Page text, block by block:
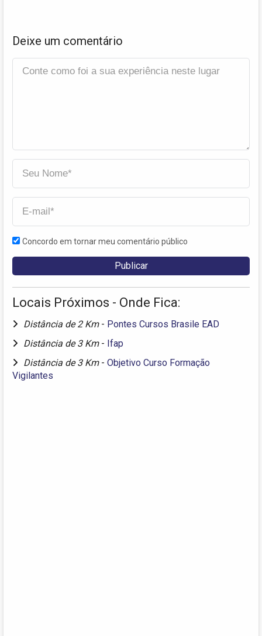
Deixe um comentário
Concordo em tornar meu comentário público
Locais Próximos - Onde Fica:
Distância de 2 Km - Pontes Cursos Brasile EAD
Distância de 3 Km - Ifap
Distância de 3 Km - Objetivo Curso Formação
Vigilantes